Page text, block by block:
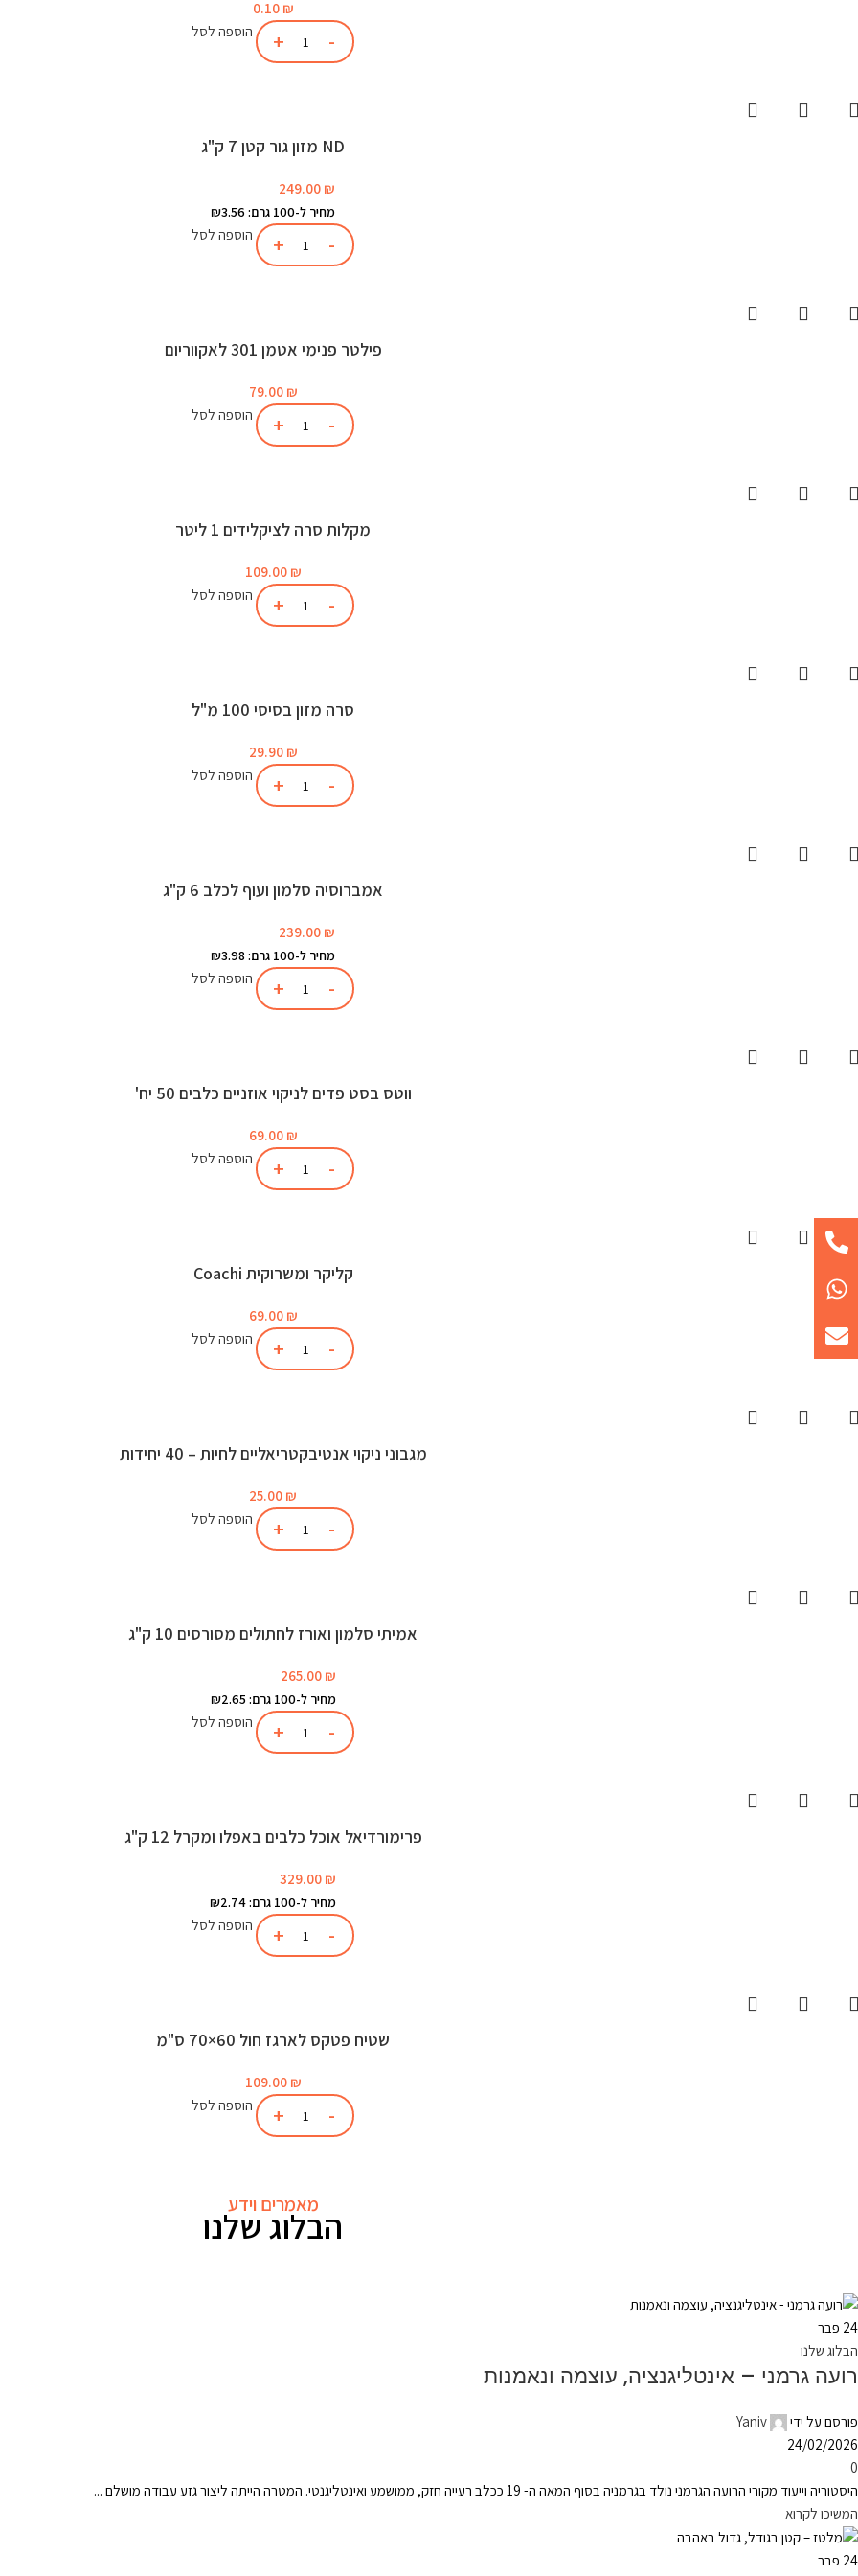
0.10 ₪
הוספה לסל
ND מזון גור קטן 7 ק"ג
249.00 ₪
מחיר ל-100 גרם: ₪3.56
הוספה לסל
פילטר פנימי אטמן 301 לאקווריום
79.00 ₪
הוספה לסל
מקלות סרה לציקלידים 1 ליטר
109.00 ₪
הוספה לסל
סרה מזון בסיסי 100 מ"ל
29.90 ₪
הוספה לסל
אמברוסיה סלמון ועוף לכלב 6 ק"ג
239.00 ₪
מחיר ל-100 גרם: ₪3.98
הוספה לסל
ווטס בסט פדים לניקוי אוזניים כלבים 50 יח'
69.00 ₪
הוספה לסל
קליקר ומשרוקית Coachi
69.00 ₪
הוספה לסל
מגבוני ניקוי אנטיבקטריאליים לחיות – 40 יחידות
25.00 ₪
הוספה לסל
אמיתי סלמון ואורז לחתולים מסורסים 10 ק"ג
265.00 ₪
מחיר ל-100 גרם: ₪2.65
הוספה לסל
פרימורדיאל אוכל כלבים באפלו ומקרל 12 ק"ג
329.00 ₪
מחיר ל-100 גרם: ₪2.74
הוספה לסל
שטיח פטקס לארגז חול 60×70 ס"מ
109.00 ₪
הוספה לסל
מאמרים וידע
הבלוג שלנו
24 פבר
הבלוג שלנו
רועה גרמני – אינטליגנציה, עוצמה ונאמנות
פורסם על ידי
Yaniv
24/02/2026
0
היסטוריה וייעוד מקורי הרועה הגרמני נולד בגרמניה בסוף המאה ה- 19 ככלב רעייה חזק, ממושמע ואינטליגנטי. המטרה הייתה ליצור גזע עבודה מושלם ...
המשיכו לקרוא
24 פבר